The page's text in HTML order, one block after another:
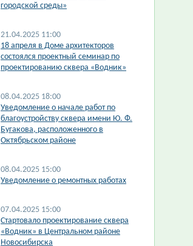
городской среды»
21.04.2025 11:00
​18 апреля в Доме архитекторов
состоялся проектный семинар по
проектированию сквера «Водник»
08.04.2025 18:00
​Уведомление о начале работ по
благоустройству сквера имени Ю. Ф.
Бугакова, расположенного в
Октябрьском районе
08.04.2025 15:00
Уведомление о ремонтных работах
07.04.2025 15:00
​Стартовало проектирование сквера
«Водник» в Центральном районе
Новосибирска